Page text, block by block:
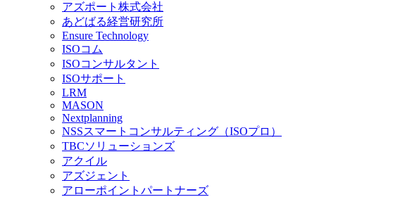
アズポート株式会社
あどばる経営研究所
Ensure Technology
ISOコム
ISOコンサルタント
ISOサポート
LRM
MASON
Nextplanning
NSSスマートコンサルティング（ISOプロ）
TBCソリューションズ
アクイル
アズジェント
アローポイントパートナーズ